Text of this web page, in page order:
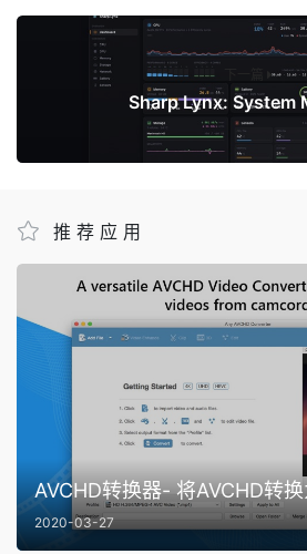
Sharp Lynx: System
推荐应用
AVCHD转换器- 将AVCHD转
2020-03-27